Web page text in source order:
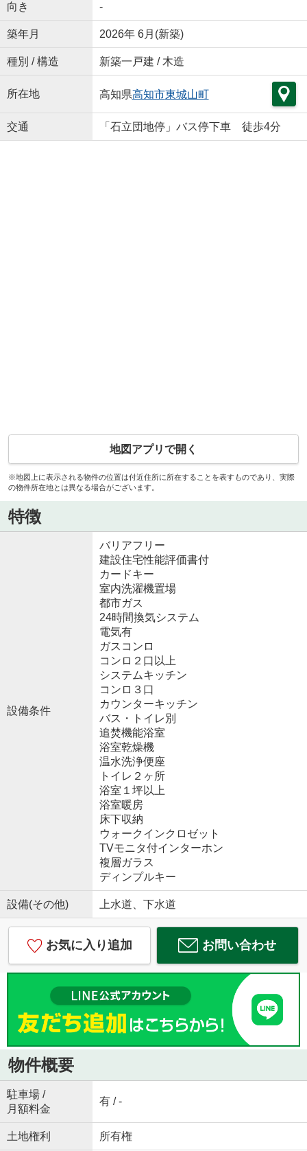
向き -
築年月 2026年 6月(新築)
種別 / 構造 新築一戸建 / 木造
所在地 高知県高知市東城山町
交通 「石立団地停」バス停下車 徒歩4分
地図アプリで開く
※地図上に表示される物件の位置は付近住所に所在することを表すものであり、実際
の物件所在地とは異なる場合がございます。
特徴
設備条件
バリアフリー
建設住宅性能評価書付
カードキー
室内洗濯機置場
都市ガス
24時間換気システム
電気有
ガスコンロ
コンロ２口以上
システムキッチン
コンロ３口
カウンターキッチン
バス・トイレ別
追焚機能浴室
浴室乾燥機
温水洗浄便座
トイレ２ヶ所
浴室１坪以上
浴室暖房
床下収納
ウォークインクロゼット
TVモニタ付インターホン
複層ガラス
ディンプルキー
設備(その他) 上水道、下水道
お気に入り追加 お問い合わせ
物件概要
駐車場 /
月額料金
有 / -
土地権利 所有権